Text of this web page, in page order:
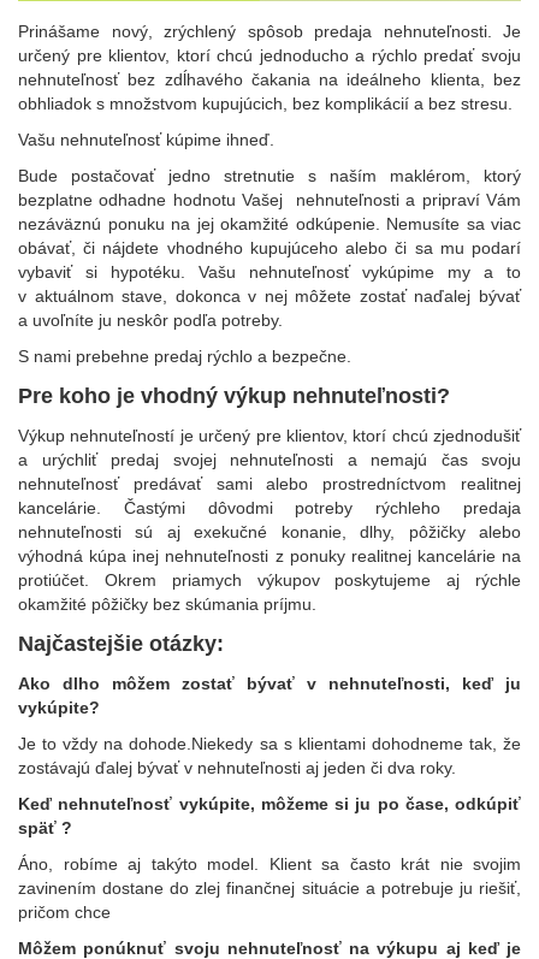
Prinášame nový, zrýchlený spôsob predaja nehnuteľnosti. Je
určený pre klientov, ktorí chcú jednoducho a rýchlo predať svoju
nehnuteľnosť bez zdĺhavého čakania na ideálneho klienta, bez
obhliadok s množstvom kupujúcich, bez komplikácií a bez stresu.
Vašu nehnuteľnosť kúpime ihneď.
Bude postačovať jedno stretnutie s naším maklérom, ktorý
bezplatne odhadne hodnotu Vašej nehnuteľnosti a pripraví Vám
nezáväznú ponuku na jej okamžité odkúpenie. Nemusíte sa viac
obávať, či nájdete vhodného kupujúceho alebo či sa mu podarí
vybaviť si hypotéku. Vašu nehnuteľnosť vykúpime my a to
v aktuálnom stave, dokonca v nej môžete zostať naďalej bývať
a uvoľníte ju neskôr podľa potreby.
S nami prebehne predaj rýchlo a bezpečne.
Pre koho je vhodný výkup nehnuteľnosti?
Výkup nehnuteľností je určený pre klientov, ktorí chcú zjednodušiť
a urýchliť predaj svojej nehnuteľnosti a nemajú čas svoju
nehnuteľnosť predávať sami alebo prostredníctvom realitnej
kancelárie. Častými dôvodmi potreby rýchleho predaja
nehnuteľnosti sú aj exekučné konanie, dlhy, pôžičky alebo
výhodná kúpa inej nehnuteľnosti z ponuky realitnej kancelárie na
protiúčet. Okrem priamych výkupov poskytujeme aj rýchle
okamžité pôžičky bez skúmania príjmu.
Najčastejšie otázky:
Ako dlho môžem zostať bývať v nehnuteľnosti, keď ju
vykúpite?
Je to vždy na dohode.Niekedy sa s klientami dohodneme tak, že
zostávajú ďalej bývať v nehnuteľnosti aj jeden či dva roky.
Keď nehnuteľnosť vykúpite, môžeme si ju po čase, odkúpiť
späť ?
Áno, robíme aj takýto model. Klient sa často krát nie svojim
zavinením dostane do zlej finančnej situácie a potrebuje ju riešiť,
pričom chce
Môžem ponúknuť svoju nehnuteľnosť na výkupu aj keď je